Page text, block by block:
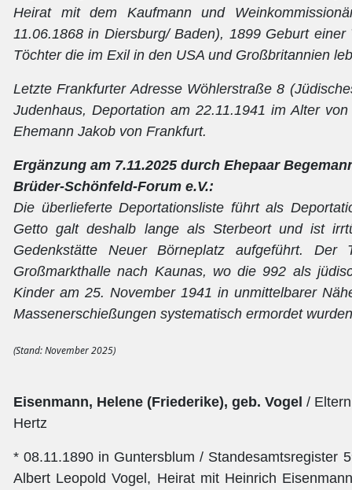
Heirat mit dem Kaufmann und
11.06.1868 in Diersburg/ Baden), 1899 Geburt
Töchter die im Exil in den USA und Großbritannien
Letzte Frankfurter Adresse Wöhlerstraße 8
Judenhaus, Deportation am 22.11.1941 im Alter
Ehemann Jakob von Frankfurt.
Ergänzung am 7.11.2025 durch Ehepaar
Brüder-Schönfeld-Forum e.V.:
Die überlieferte Deportationsliste führt als
Getto galt deshalb lange als Sterbeort und ist
Gedenkstätte Neuer Börneplatz aufgeführt.
Großmarkthalle nach Kaunas, wo die 992 als
Kinder am 25. November 1941 in unmittelbarer
Massenerschießungen systematisch ermordet
(Stand: November 2025)
Eisenmann, Helene (Friederike), geb. Vogel /
Hertz
* 08.11.1890 in Guntersblum / Standesamtsregister
Albert Leopold Vogel, Heirat mit Heinrich